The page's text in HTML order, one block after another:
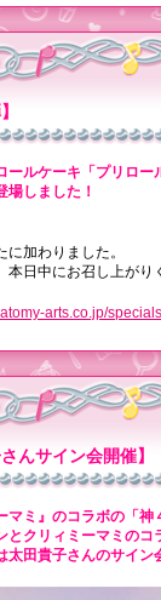
ルケーキ「プリロー
しました！
加わりました。
日中にお召し上がり
arts.co.jp/
んサイン会開催】
ミ』のコラボの「神
クリィミーマミのコ
田貴子さんのサイン